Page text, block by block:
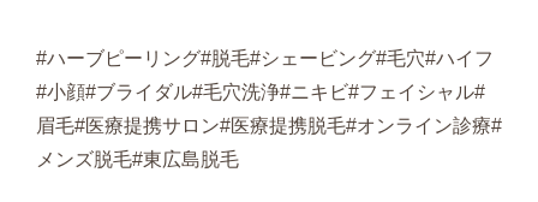
#ハーブピーリング#脱毛#シェービング#毛穴#ハイフ
#小顔#ブライダル#毛穴洗浄#ニキビ#フェイシャル#
眉毛#医療提携サロン#医療提携脱毛#オンライン診療#
メンズ脱毛#東広島脱毛